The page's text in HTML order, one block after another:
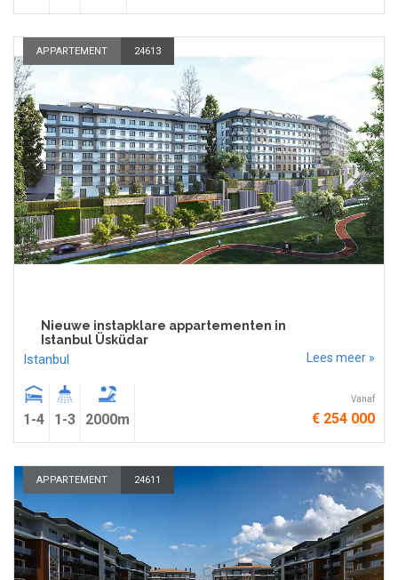
APPARTEMENT 24613
Nieuwe instapklare appartementen in
Istanbul Üsküdar
Istanbul Lees meer »
1-4 1-3 2000m
Vanaf
€ 254 000
APPARTEMENT 24611